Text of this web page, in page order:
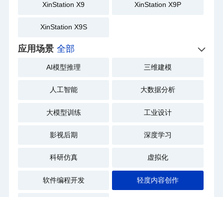
XinStation X9 XinStation X9P
XinStation X9S
应用场景 全部
AI模型推理 三维建模
人工智能 大数据分析
大模型训练 工业设计
影视后期 深度学习
科研仿真 虚拟化
软件编程开发 轻度内容创作